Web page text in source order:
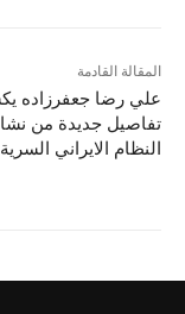
المقالة القادمة
علي رضا جعفرزاده
تفاصيل جديدة من
النظام الايراني السرية